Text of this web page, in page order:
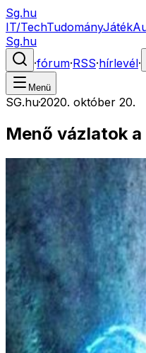
Sg.hu
IT/TechTudományJáték
Sg.hu
·fórum·RSS·hírlevél·
Menü
SG.hu·2020. október 20.
Menő vázlatok